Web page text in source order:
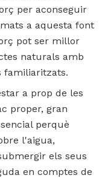
per aconseguir
a aquesta font
pot ser millor
naturals amb
familiaritzats.
a prop de les
proper, gran
perquè
l'aigua,
els seus
en comptes de